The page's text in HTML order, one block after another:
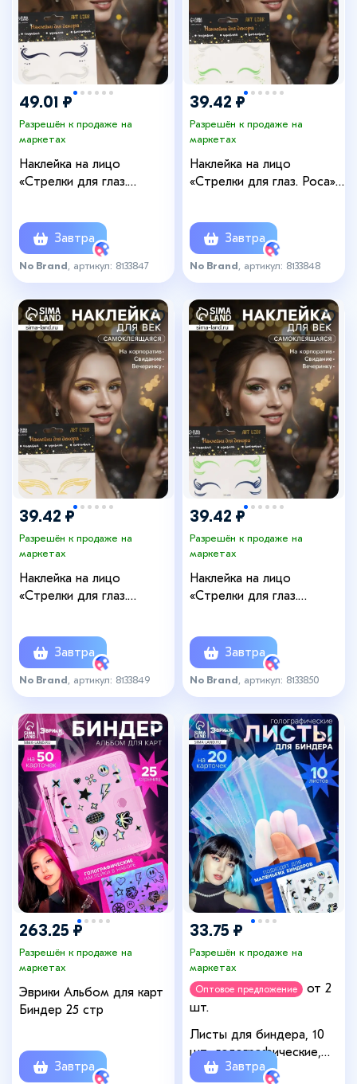
49.01 ₽
Разрешён к продаже на
маркетах
Наклейка на лицо
«Стрелки для глаз.
Завтра
No Brand , артикул: 8133847
39.42 ₽
Разрешён к продаже на
маркетах
Наклейка на лицо
«Стрелки для глаз. Роса»,
Завтра
No Brand , артикул: 8133848
39.42 ₽
Разрешён к продаже на
маркетах
Наклейка на лицо
«Стрелки для глаз.
Завтра
No Brand , артикул: 8133849
39.42 ₽
Разрешён к продаже на
маркетах
Наклейка на лицо
«Стрелки для глаз.
Завтра
No Brand , артикул: 8133850
263.25 ₽
Разрешён к продаже на
маркетах
Эврики Альбом для карт
Биндер 25 стр
Завтра
33.75 ₽
Разрешён к продаже на
маркетах
Оптовое предложение
от 2
шт.
Листы для биндера, 10
шт., голографические,
9×7 смЗавтра